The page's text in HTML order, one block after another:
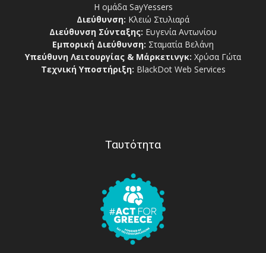
Η ομάδα SayYessers
Διεύθυνση: Κλειώ Στυλιαρά
Διεύθυνση Σύνταξης: Ευγενία Αντωνίου
Εμπορική Διεύθυνση: Σταματία Βελάνη
Υπεύθυνη Λειτουργίας & Μάρκετινγκ: Χρύσα Γώτα
Τεχνική Υποστήριξη: BlackDot Web Services
Ταυτότητα